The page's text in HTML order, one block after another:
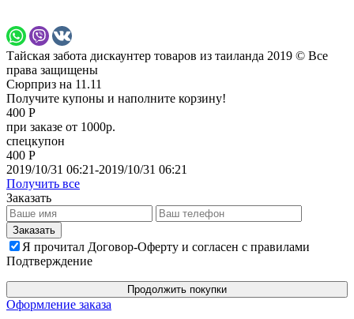
Тайская забота дискаунтер товаров из таиланда 2019 © Все
права защищены
Сюрприз на 11.11
Получите купоны и наполните корзину!
400 Р
при заказе от 1000р.
спецкупон
400 Р
2019/10/31 06:21-2019/10/31 06:21
Получить все
Заказать
Я прочитал Договор-Оферту и согласен с правилами
Подтверждение
Продолжить покупки
Оформление заказа